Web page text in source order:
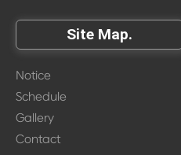
Site Map.
Notice
Schedule
Gallery
Contact